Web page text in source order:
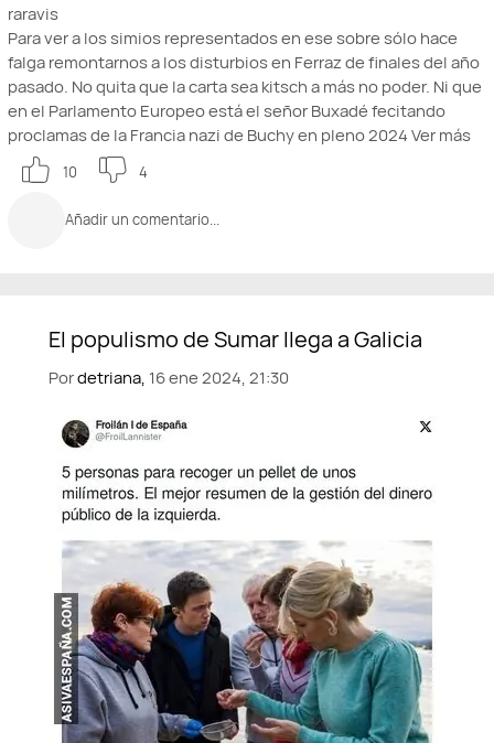
raravis
Para ver a los simios representados en ese sobre sólo hace
falga remontarnos a los disturbios en Ferraz de finales del año
pasado. No quita que la carta sea kitsch a más no poder. Ni que
en el Parlamento Europeo está el señor Buxadé fecitando
proclamas de la Francia nazi de Buchy en pleno 2024Ver más
10 4
Añadir un comentario...
Pordetriana, 16 ene 2024, 21:30